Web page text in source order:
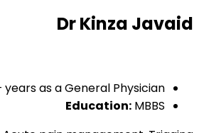
Dr Kinza Javaid
years as a General Physician
Education: MBBS